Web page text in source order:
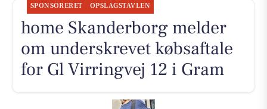
SPONSORERET OPSLAGSTAVLEN
home Skanderborg melder
om underskrevet købsaftale
for Gl Virringvej 12 i Gram